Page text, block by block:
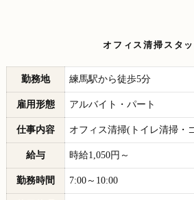
オフィス清掃スタッ
勤務地 練馬駅から徒歩5分
雇用形態 アルバイト・パート
仕事内容 オフィス清掃(トイレ清掃・
給与 時給1,050円～
勤務時間 7:00～10:00